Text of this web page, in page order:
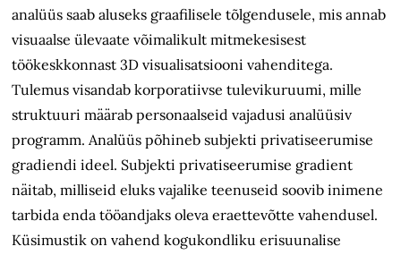
analüüs saab aluseks graafilisele tõlgendusele, mis annab
visuaalse ülevaate võimalikult mitmekesisest
töökeskkonnast 3D visualisatsiooni vahenditega.
Tulemus visandab korporatiivse tulevikuruumi, mille
struktuuri määrab personaalseid vajadusi analüüsiv
programm. Analüüs põhineb subjekti privatiseerumise
gradiendi ideel. Subjekti privatiseerumise gradient
näitab, milliseid eluks vajalike teenuseid soovib inimene
tarbida enda tööandjaks oleva eraettevõtte vahendusel.
Küsimustik on vahend kogukondliku erisuunalise